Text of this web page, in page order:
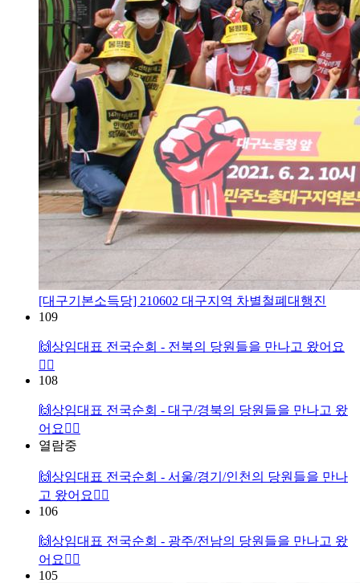
[대구기본소득당] 210602 대구지역 차별철폐대행진
109
🙌상임대표 전국순회 - 전북의 당원들을 만나고 왔어요
🏃‍♀️
108
🙌상임대표 전국순회 - 대구/경북의 당원들을 만나고 왔
어요🏃‍♀️
열람중
🙌상임대표 전국순회 - 서울/경기/인천의 당원들을 만나
고 왔어요🏃‍♀️
106
🙌상임대표 전국순회 - 광주/전남의 당원들을 만나고 왔
어요🏃‍♀️
105